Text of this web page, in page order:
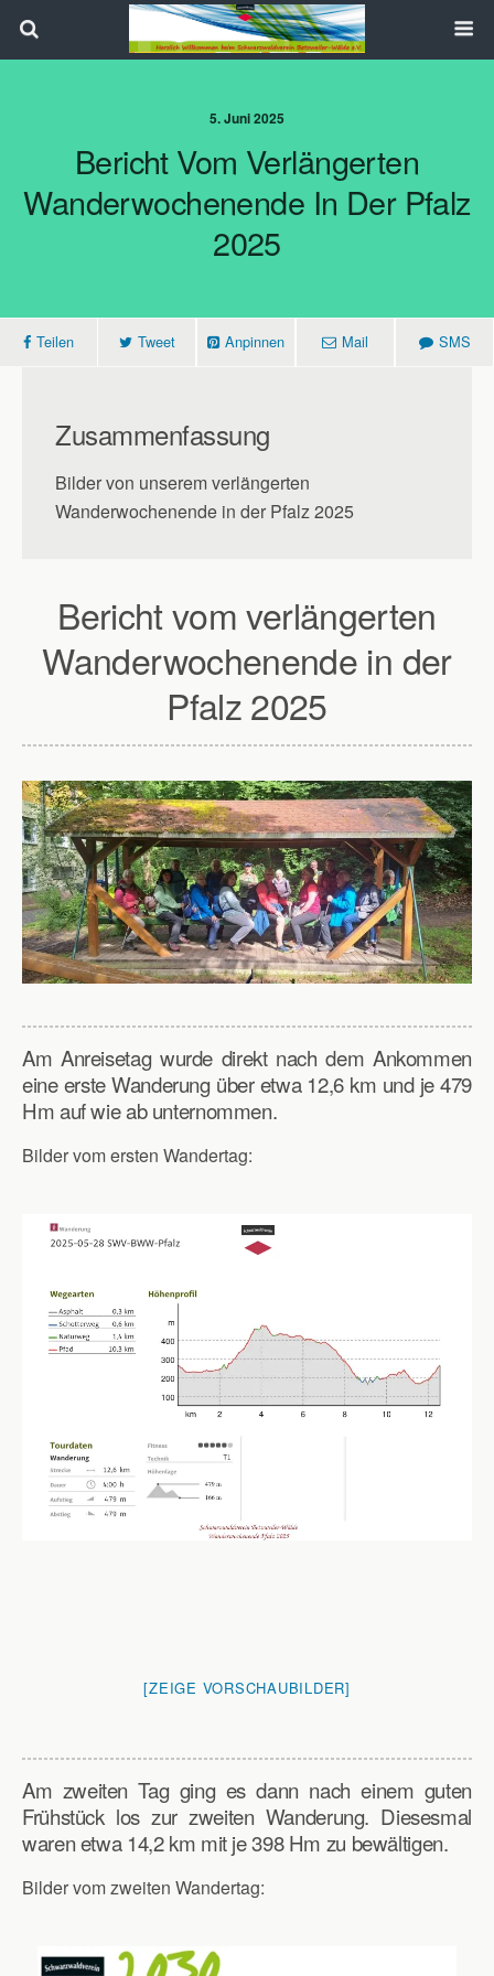
5. Juni 2025
Bericht Vom Verlängerten
Wanderwochenende In Der Pfalz
2025
Teilen Tweet Anpinnen Mail SMS
Zusammenfassung
Bilder von unserem verlängerten
Wanderwochenende in der Pfalz 2025
Bericht vom verlängerten
Wanderwochenende in der
Pfalz 2025
Am Anreisetag wurde direkt nach dem Ankommen
eine erste Wanderung über etwa 12,6 km und je 479
Hm auf wie ab unternommen.
Bilder vom ersten Wandertag:
[ZEIGE VORSCHAUBILDER]
Am zweiten Tag ging es dann nach einem guten
Frühstück los zur zweiten Wanderung. Diesesmal
waren etwa 14,2 km mit je 398 Hm zu bewältigen.
Bilder vom zweiten Wandertag: